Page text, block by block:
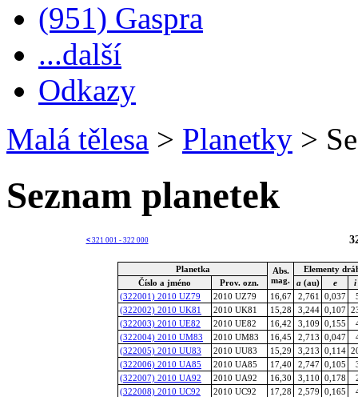
(951) Gaspra
...další
Odkazy
Malá tělesa > Planetky >
Seznam planetek
<321 001 - 322 000
Planetka
Abs.
mag.
Elementy
Číslo a jméno
Prov. ozn. a(au) e i
(322001) 2010 UZ79
2010 UZ79 16,67 2,761 0,037
(322002) 2010 UK81
2010 UK81 15,28 3,244 0,107
(322003) 2010 UE82
2010 UE82 16,42 3,109 0,155
(322004) 2010 UM83
2010 UM83 16,45 2,713 0,047
(322005) 2010 UU83
2010 UU83 15,29 3,213 0,114
(322006) 2010 UA85
2010 UA85 17,40 2,747 0,105
(322007) 2010 UA92
2010 UA92 16,30 3,110 0,178
(322008) 2010 UC92
2010 UC92 17,28 2,579 0,165